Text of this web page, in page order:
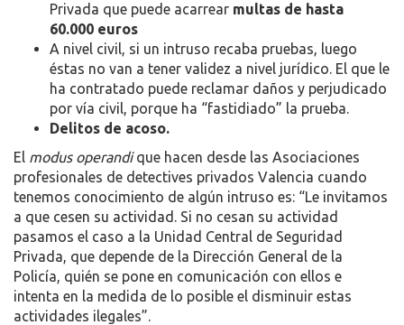
Privada que puede acarrear multas de hasta
60.000 euros
A nivel civil, si un intruso recaba pruebas, luego
éstas no van a tener validez a nivel jurídico. El que le
ha contratado puede reclamar daños y perjudicado
por vía civil, porque ha “fastidiado” la prueba.
Delitos de acoso.
El modus operandique hacen desde las Asociaciones
profesionales de detectives privados Valencia cuando
tenemos conocimiento de algún intruso es: “Le invitamos
a que cesen su actividad. Si no cesan su actividad
pasamos el caso a la Unidad Central de Seguridad
Privada, que depende de la Dirección General de la
Policía, quién se pone en comunicación con ellos e
intenta en la medida de lo posible el disminuir estas
actividades ilegales”.